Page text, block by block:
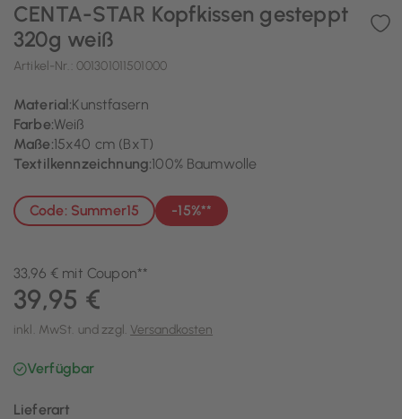
CENTA-STAR Kopfkissen gesteppt
320g weiß
Artikel-Nr.: 001301011501000
Material:Kunstfasern
Farbe:Weiß
Maße:15x40 cm (BxT)
Textilkennzeichnung:100% Baumwolle
Code: Summer15 -15%**
33,96 € mit Coupon**
39,95 €
inkl. MwSt. und zzgl. Versandkosten
Verfügbar
Lieferart